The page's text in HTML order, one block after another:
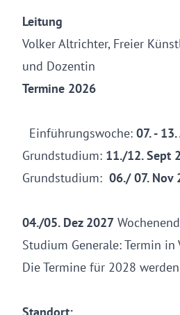
Leitung
Volker Altrichter, Freier
und Dozentin
Einführungswoche: 07. -
Grundstudium: 11./12. Sept
Grundstudium: 06./ 07. Nov
04./05. Dez 2027
Studium Generale: Termin in
Die Termine für 2028